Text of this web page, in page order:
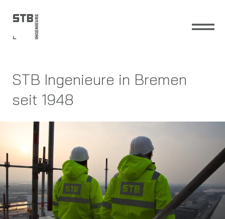
Inhalt
springen
STB Ingenieure in Bremen
seit 1948